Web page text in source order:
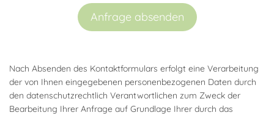
Anfrage absenden
Nach Absenden des Kontaktformulars erfolgt eine Verarbeitung
der von Ihnen eingegebenen personenbezogenen Daten durch
den datenschutzrechtlich Verantwortlichen zum Zweck der
Bearbeitung Ihrer Anfrage auf Grundlage Ihrer durch das